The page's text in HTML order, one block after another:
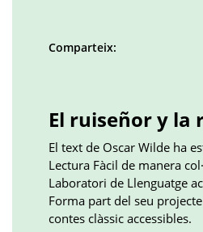
Comparteix:
El ruiseñor y la
El text de Oscar Wilde ha
Lectura Fàcil de manera
Laboratori de Llenguatge
Forma part del seu
contes clàssic accessibles.